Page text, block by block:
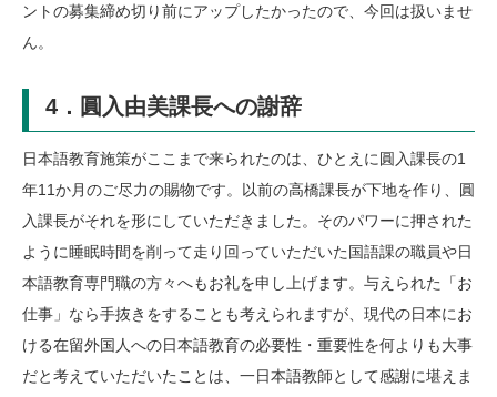
ントの募集締め切り前にアップしたかったので、今回は扱いませ
ん。
4．圓入由美課長への謝辞
日本語教育施策がここまで来られたのは、ひとえに圓入課長の1
年11か月のご尽力の賜物です。以前の高橋課長が下地を作り、圓
入課長がそれを形にしていただきました。そのパワーに押された
ように睡眠時間を削って走り回っていただいた国語課の職員や日
本語教育専門職の方々へもお礼を申し上げます。与えられた「お
仕事」なら手抜きをすることも考えられますが、現代の日本にお
ける在留外国人への日本語教育の必要性・重要性を何よりも大事
だと考えていただいたことは、一日本語教師として感謝に堪えま